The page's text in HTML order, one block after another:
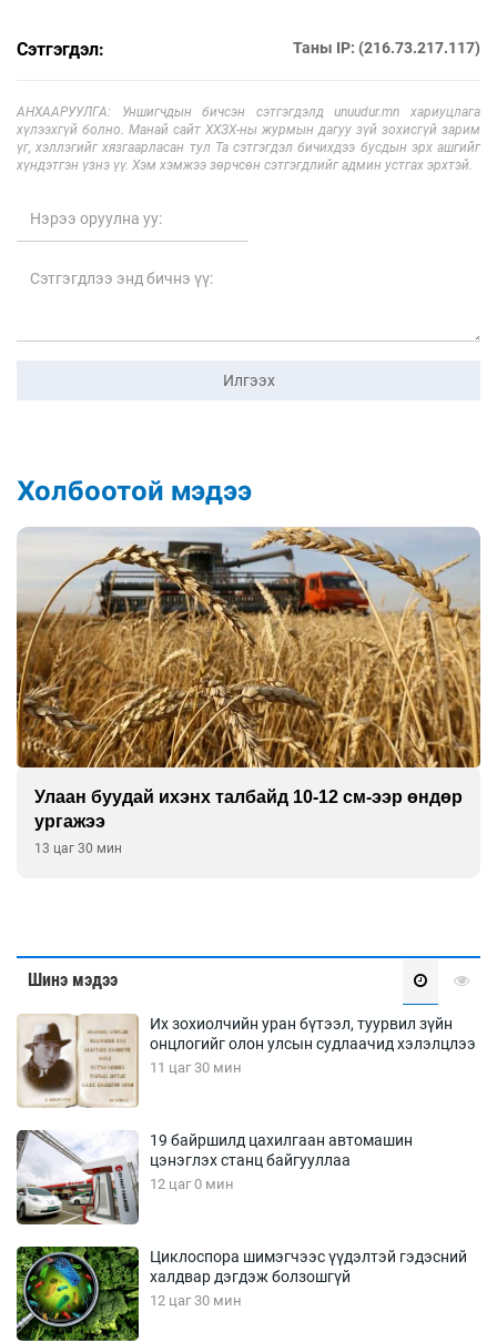
Сэтгэгдэл: Таны IP: (216.73.217.117)
АНХААРУУЛГА: Уншигчдын бичсэн сэтгэгдэлд unuudur.mn хариуцлага
хүлээхгүй болно. Манай сайт ХХЗХ-ны журмын дагуу зүй зохисгүй зарим
үг, хэллэгийг хязгаарласан тул Та сэтгэгдэл бичихдээ бусдын эрх ашгийг
хүндэтгэн үзнэ үү. Хэм хэмжээ зөрчсөн сэтгэгдлийг админ устгах эрхтэй.
Илгээх
Холбоотой мэдээ
Улаан буудай ихэнх талбайд 10-12 см-ээр өндөр
ургажээ
13 цаг 30 мин
Шинэ мэдээ
Их зохиолчийн уран бүтээл, туурвил зүйн
онцлогийг олон улсын судлаачид хэлэлцлээ
11 цаг 30 мин
19 байршилд цахилгаан автомашин
цэнэглэх станц байгууллаа
12 цаг 0 мин
Циклоспора шимэгчээс үүдэлтэй гэдэсний
халдвар дэгдэж болзошгүй
12 цаг 30 мин